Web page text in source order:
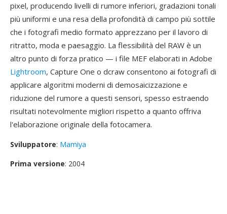
pixel, producendo livelli di rumore inferiori, gradazioni tonali
più uniformi e una resa della profondità di campo più sottile
che i fotografi medio formato apprezzano per il lavoro di
ritratto, moda e paesaggio. La flessibilità del RAW è un
altro punto di forza pratico — i file MEF elaborati in Adobe
Lightroom, Capture One o dcraw consentono ai fotografi di
applicare algoritmi moderni di demosaicizzazione e
riduzione del rumore a questi sensori, spesso estraendo
risultati notevolmente migliori rispetto a quanto offriva
l'elaborazione originale della fotocamera.
Sviluppatore: Mamiya
Prima versione: 2004